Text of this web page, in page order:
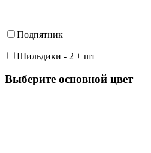
Подпятник
Шильдики - 2 + шт
Выберите oсновной цвет